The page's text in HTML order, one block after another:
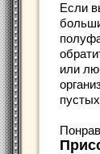
Если
или